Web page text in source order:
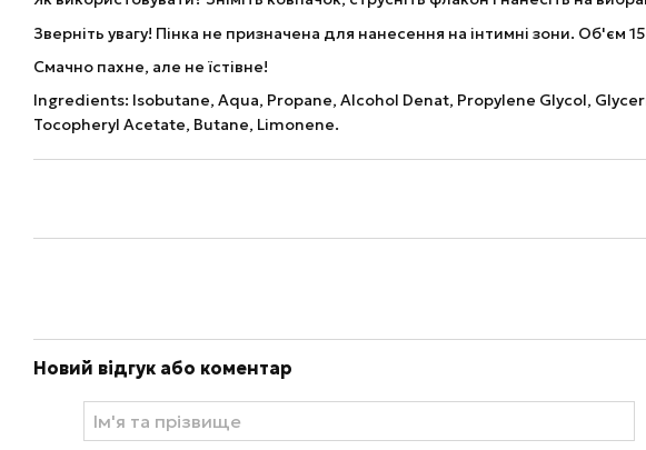
Зверніть увагу! Пінка не призначена для нанесення на інтимні зони. Об'єм
Смачно пахне, але не їстівне!
Ingredients: Isobutane, Aqua, Propane, Alcohol Denat, Propylene Glycol,
Tocopheryl Acetate, Butane, Limonene.
Новий відгук або коментар